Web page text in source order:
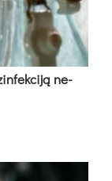
ne­